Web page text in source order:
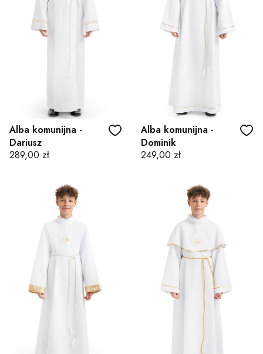
Alba komunijna -
Dariusz
Cena
289,00 zł
Alba komunijna -
Dominik
Cena
249,00 zł